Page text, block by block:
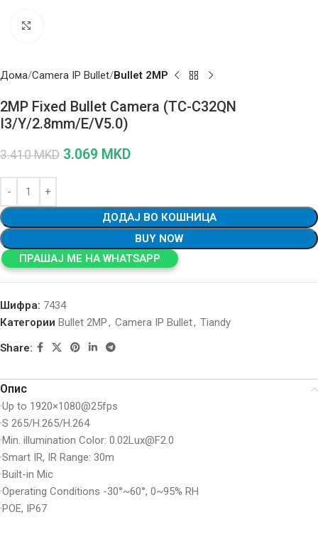
Дома Camera IP Bullet Bullet 2MP
2MP Fixed Bullet Camera (TC-C32QN
I3/Y/2.8mm/E/V5.0)
3.410MKD 3.069 MKD
ДОДАЈ ВО КОШНИЦА
BUY NOW
ПРАШАЈ МЕ НА WHATSAPP
Шифра: 7434
Категории Bullet 2MP, Camera IP Bullet, Tiandy
Share:
Опис
·Up to 1920×1080@25fps
·S 265/H.265/H.264
·Min. illumination Color: 0.02Lux@F2.0
·Smart IR, IR Range: 30m
·Built-in Mic
·Operating Conditions -30°~60°, 0~95% RH
·POE, IP67